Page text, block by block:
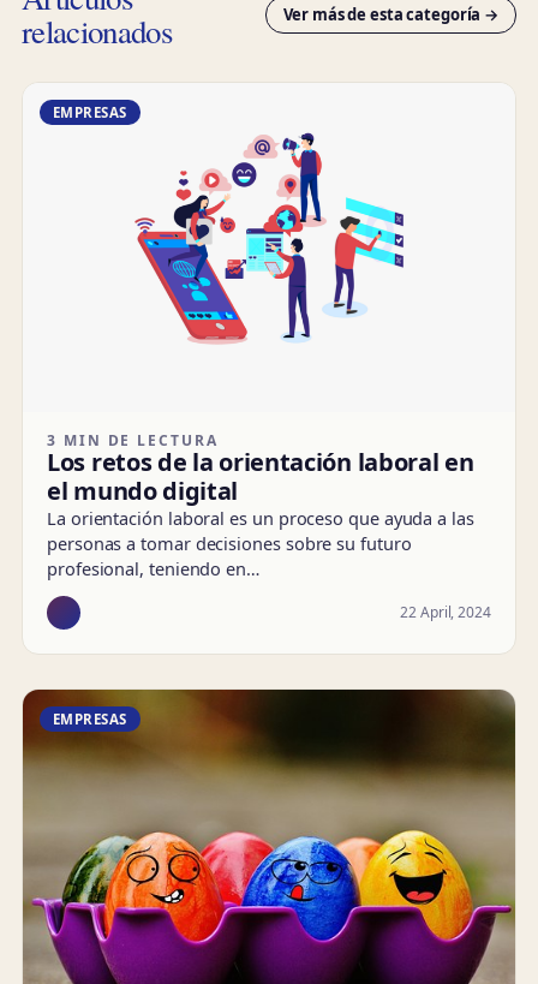
relacionados Ver más de esta categoría →
EMPRESAS
3 MIN DE LECTURA
Los retos de la orientación laboral en
el mundo digital
La orientación laboral es un proceso que ayuda a las
personas a tomar decisiones sobre su futuro
profesional, teniendo en…
22 April, 2024
EMPRESAS